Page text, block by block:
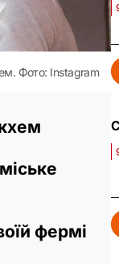
Фото: Instagram
фермі